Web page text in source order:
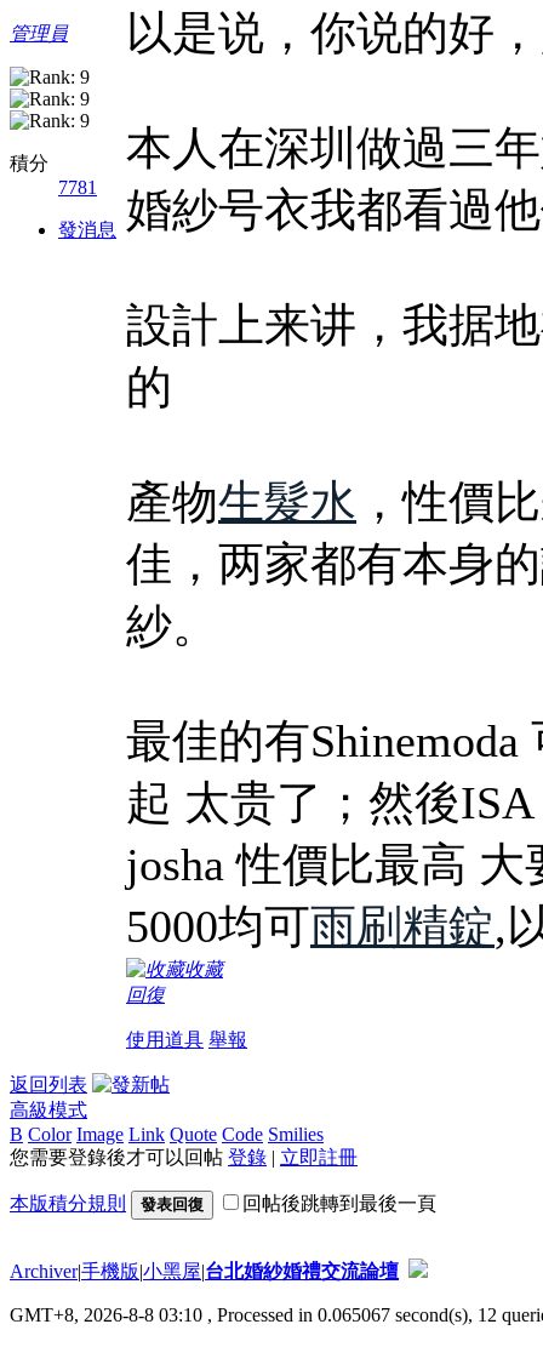
管理員
積分
7781
發消息
以是说，你说的好
本人在深圳做過三
婚紗号衣我都看過
設計上来讲，我据
的
產物生髮水 ，性價
佳，两家都有本身
紗。
最佳的有
起 太贵了；然後
josha 性價比最高 大
5000均可雨刷精錠,
收藏
回復
使用道具 舉報
返回列表
高級模式
B Color Image Link Quote Code Smilies
您需要登錄後才可以回帖 登錄 | 立即註冊
本版積分規則 發表回復 回帖後跳轉到最後一頁
Archiver|手機版|小黑屋|台北婚紗婚禮交流論壇
GMT+8, 2026-8-8 03:10 , Processed in 0.065067 second(s), 12